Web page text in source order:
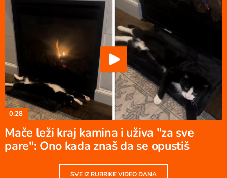
0:28
Mače leži kraj kamina i uživa "za sve
pare": Ono kada znaš da se opustiš
SVE IZ RUBRIKE VIDEO DANA